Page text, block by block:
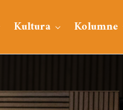
Kultura Kolumne